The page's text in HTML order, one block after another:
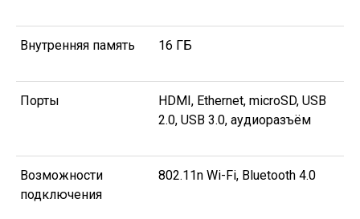
Внутренняя память 16 ГБ
Порты
HDMI, Ethernet, microSD, USB
2.0, USB 3.0, аудиоразъём
Возможности
подключения
802.11n Wi-Fi, Bluetooth 4.0